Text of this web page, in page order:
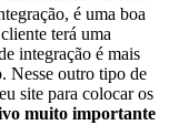
é uma boa
terá uma
integração é mais
Nesse outro tipo de
site para colocar os
muito importante